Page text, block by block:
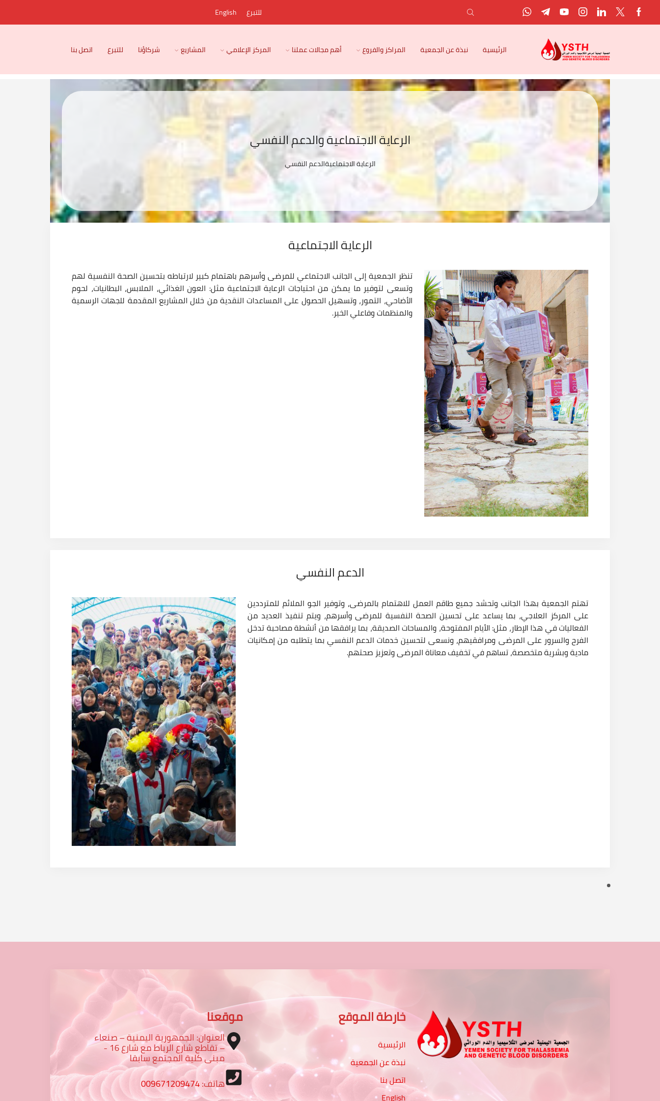
للتبرع English
الرئيسية نبذة عن الجمعية المراكز والفروع أهم مجالات عملنا المركز الإعلامي المشاريع شركاؤنا للتبرع اتصل بنا
الرعاية الاجتماعية والدعم النفسي
الرعاية الاجتماعيةالدعم النفسي
الرعاية الاجتماعية
تنظر الجمعية إلى الجانب الاجتماعي للمرضى وأسرهم باهتمام كبير لارتباطه بتحسين الصحة النفسية لهم
وتسعى لتوفير ما يمكن من احتياجات الرعاية الاجتماعية مثل: العون الغذائي، الملابس، البطانيات، لحوم
الأضاحي، التمور، وتسهيل الحصول على المساعدات النقدية من خلال المشاريع المقدمة للجهات الرسمية
والمنظمات وفاعلي الخير.
الدعم النفسي
تهتم الجمعية بهذا الجانب وتحشد جميع طاقم العمل للاهتمام بالمرضى، وتوفير الجو الملائم للمترددين
على المركز العلاجي، بما يساعد على تحسين الصحة النفسية للمرضى وأسرهم، ويتم تنفيذ العديد من
الفعاليات في هذا الإطار، مثل: الأيام المفتوحة، والمساحات الصديقة، بما يرافقها من أنشطة مصاحبة تدخل
الفرح والسرور على المرضى ومرافقيهم، ونسعى لتحسين خدمات الدعم النفسي بما يتطلبه من إمكانيات
مادية وبشرية متخصصة، تساهم في تخفيف معاناة المرضى وتعزيز صحتهم.
خارطة الموقع
الرئيسية
نبذة عن الجمعية
اتصل بنا
English
موقعنا
العنوان: الجمهورية اليمنية – صنعاء
– تقاطع شارع الرباط مع شارع 16 -
مبنى كلية المجتمع سابقا
هاتف:009671209474